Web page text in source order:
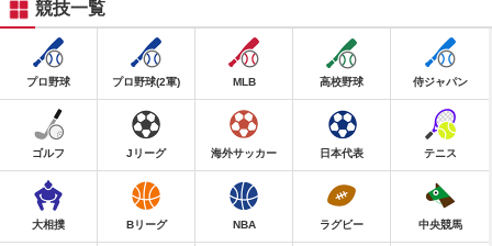
競技一覧
プロ野球 プロ野球(2軍) MLB 高校野球 侍ジャパン
ゴルフ Jリーグ 海外サッカー 日本代表 テニス
大相撲 Bリーグ NBA ラグビー 中央競馬